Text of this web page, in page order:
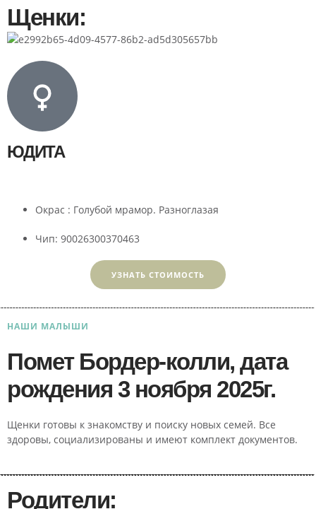
Щенки:
ЮДИТА
Окрас : Голубой мрамор. Разноглазая
Чип: 90026300370463
УЗНАТЬ СТОИМОСТЬ
НАШИ МАЛЫШИ
Помет Бордер-колли, дата
рождения 3 ноября 2025г.
Щенки готовы к знакомству и поиску новых семей. Все
здоровы, социализированы и имеют комплект документов.
Родители: